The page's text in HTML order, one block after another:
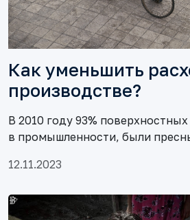
Как уменьшить
производстве?
В 2010 году 93%
в промышленности, были
12.11.2023